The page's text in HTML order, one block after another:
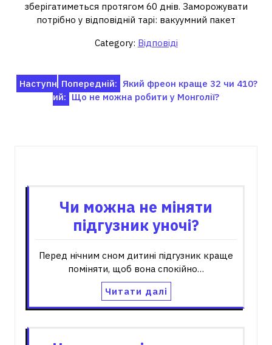
зберігатиметься протягом 60 днів. Заморожувати
потрібно у відповідній тарі: вакуумний пакет
Category: Відповіді
Навігація
записів
Попередній: Який фреон краще 32 чи 410?
Наступн
ий: Що не можна робити у Монголії?
Чи можна не міняти
підгузник уночі?
Перед нічним сном дитині підгузник краще
поміняти, щоб вона спокійно…
Читати далі